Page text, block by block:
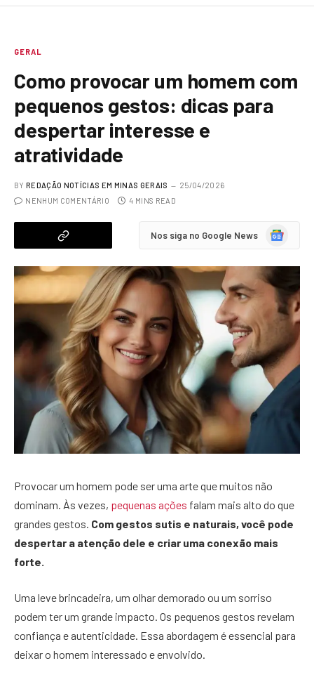
GERAL
Como provocar um homem com
pequenos gestos: dicas para
despertar interesse e
atratividade
BY REDAÇÃO NOTÍCIAS EM MINAS GERAIS
25/04/2026
NENHUM COMENTÁRIO
4 MINS READ
Nos siga no Google News
Google
Provocar um homem pode ser uma arte que muitos não
dominam. Às vezes, pequenas ações falam mais alto do que
grandes gestos. Com gestos sutis e naturais, você pode
despertar a atenção dele e criar uma conexão mais
forte.
Uma leve brincadeira, um olhar demorado ou um sorriso
podem ter um grande impacto. Os pequenos gestos revelam
confiança e autenticidade. Essa abordagem é essencial para
deixar o homem interessado e envolvido.